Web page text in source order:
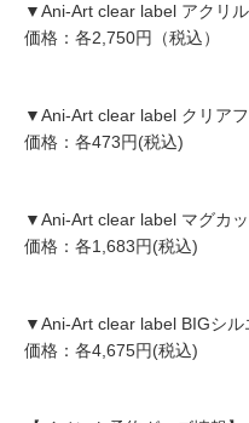
▼Ani-Art clear label アクリル
価格：各2,750円（税込）
▼Ani-Art clear label クリア
価格：各473円(税込)
▼Ani-Art clear label マグカ
価格：各1,683円(税込)
▼Ani-Art clear label BIGシル
価格：各4,675円(税込)